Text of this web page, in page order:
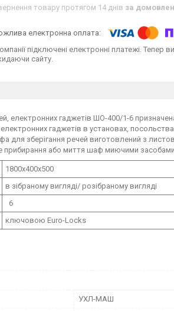
товару протягом 14 днів за
підключені електронні платежі. Тепер
сайту.
гаджетів ШО-400/1-6 призначена
гаджетів в установах,
для зберігання речей виготовлений з
прибирання або миття шаф миючими засобами.
1800х400х500
в зібраному вигляді/ розібраному вигляді
6
ключовою Euro-Locks
УХЛ-МАШ